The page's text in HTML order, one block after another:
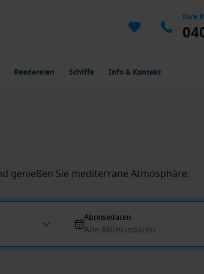
Ihre
Reedereien Schiffe Info & Kontakt
genießen Sie mediterrane Atmosphäre.
Abreisedaten
Alle Abreisedaten